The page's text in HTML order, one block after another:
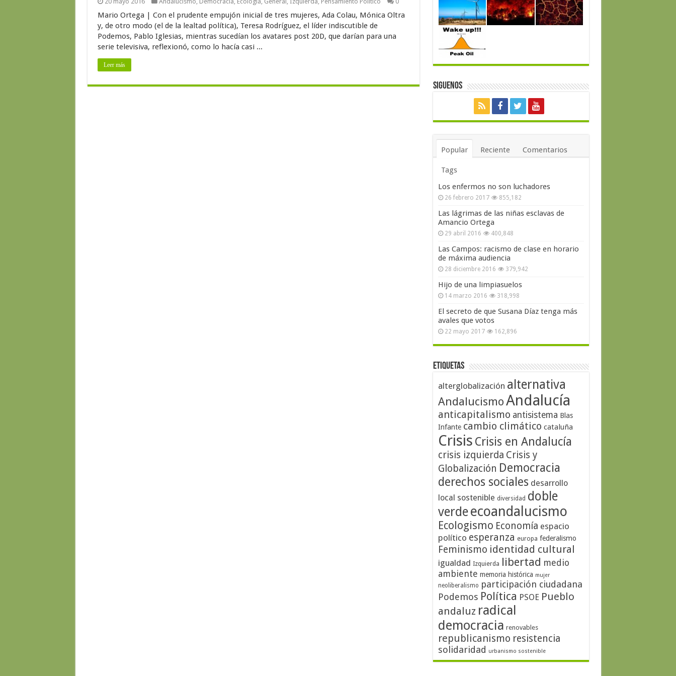
Mario Ortega | Con el prudente empujón inicial de tres mujeres, Ada Colau, Mónica Oltra
y, de otro modo (el de la lealtad política), Teresa Rodríguez, el líder indiscutible de
Podemos, Pablo Iglesias, mientras sucedían los avatares post 20D, que darían para una
serie televisiva, reflexionó, como lo hacía casi ...
Leer más
Siguenos
Popular Reciente Comentarios
Tags
Los enfermos no son luchadores
26 febrero 2017 855,182
Las lágrimas de las niñas esclavas de
Amancio Ortega
29 abril 2016 400,848
Las Campos: racismo de clase en horario
de máxima audiencia
28 diciembre 2016 379,942
Hijo de una limpiasuelos
14 marzo 2016 318,998
El secreto de que Susana Díaz tenga más
avales que votos
22 mayo 2017 162,896
Etiquetas
alterglobalización alternativa
AndalucismoAndalucía
anticapitalismo antisistema Blas
Infante cambio climático cataluña
Crisis Crisis en Andalucía
crisis izquierda Crisis y
Globalización Democracia
derechos sociales desarrollo
local sostenible diversidad doble
verdeecoandalucismo
Ecologismo Economía espacio
político esperanza europa federalismo
Feminismo identidad cultural
igualdad Izquierda libertad medio
ambiente memoria histórica mujer
neoliberalismo participación ciudadana
Podemos Política PSOE Pueblo
andaluz radical
democracia renovables
republicanismo resistencia
solidaridad urbanismo sostenible